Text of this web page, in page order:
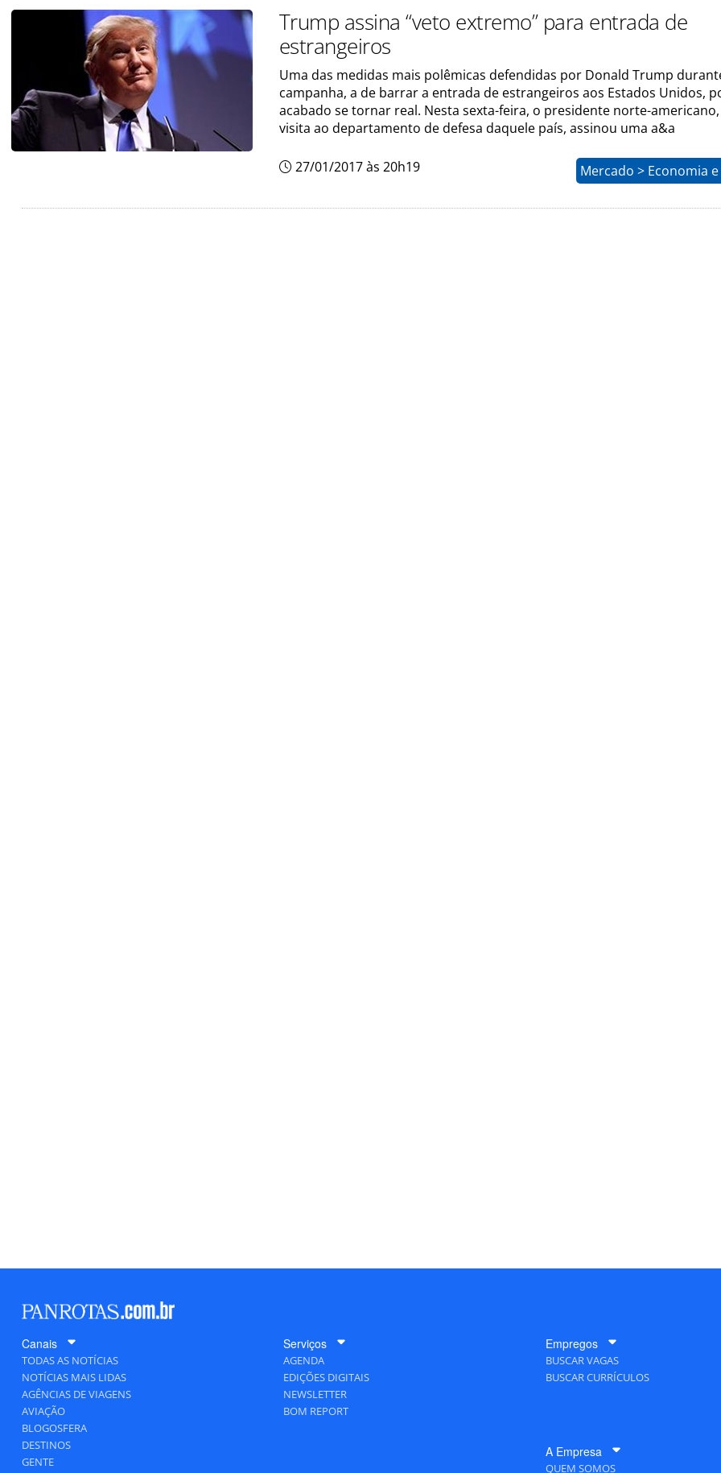
Trump assina “veto extremo” para entrada de
estrangeiros
Uma das medidas mais polêmicas defendidas por Donald Trump
campanha, a de barrar a entrada de estrangeiros aos Estados Unidos,
acabado se tornar real. Nesta sexta-feira, o presidente norte-
visita ao departamento de defesa daquele país, assinou uma a&a
27/01/2017 às 20h19 Mercado > Economia
Canais
TODAS AS NOTÍCIAS
NOTÍCIAS MAIS LIDAS
AGÊNCIAS DE VIAGENS
AVIAÇÃO
BLOGOSFERA
DESTINOS
GENTE
Serviços
AGENDA
EDIÇÕES DIGITAIS
NEWSLETTER
BOM REPORT
Empregos
BUSCAR VAGAS
BUSCAR CURRÍCULOS
A Empresa
QUEM SOMOS